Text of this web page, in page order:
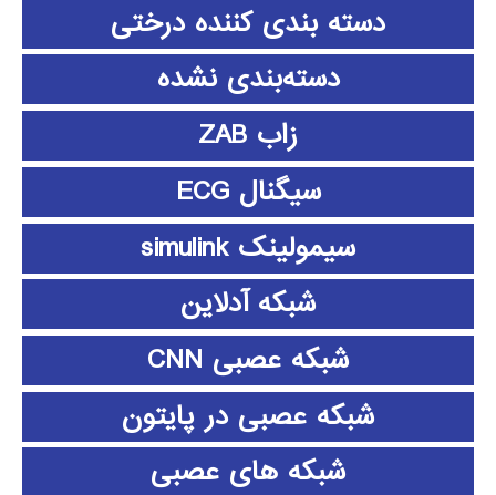
دسته بندی کننده درختی
دسته‌بندی نشده
زاب ZAB
سیگنال ECG
سیمولینک simulink
شبکه آدلاین
شبکه عصبی CNN
شبکه عصبی در پایتون
شبکه های عصبی